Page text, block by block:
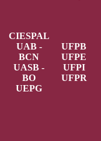
CIESPAL
UAB -
BCN
UASB -
BO
UEPG
UFPB
UFPE
UFPI
UFPR